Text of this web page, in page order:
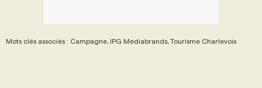
Mots clés associés : Campagne, IPG Mediabrands, Tourisme Charlevoix